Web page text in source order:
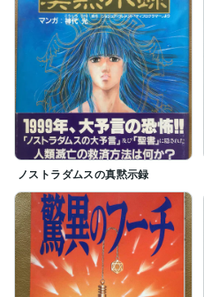
ノストラダムスの真黙示録